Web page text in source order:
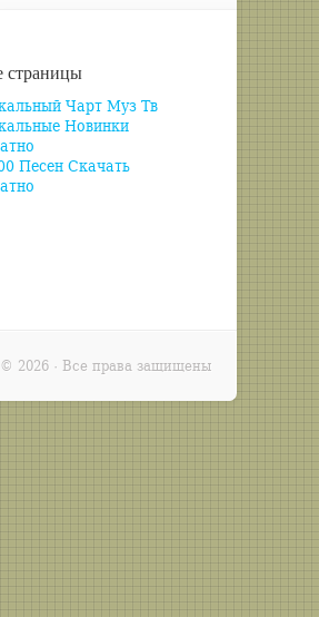
страницы
Чарт Муз Тв
Новинки
Песен Скачать
2026 · Все права защищены